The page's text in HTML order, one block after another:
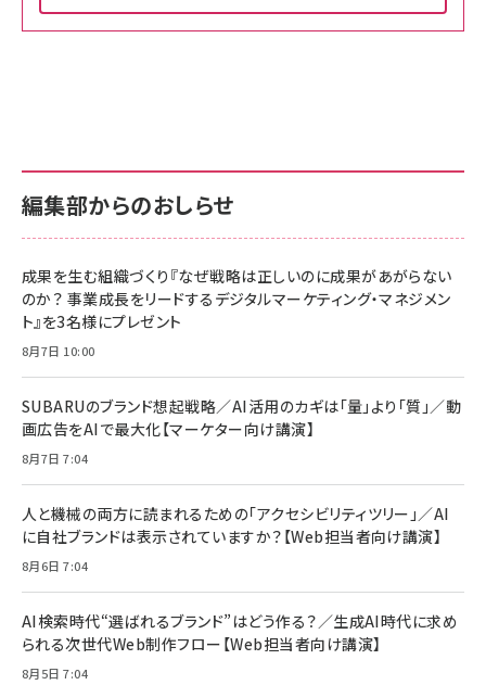
￥880
anan(アンアン)2026/06/24号 No.2500増刊
スペシャルエディション[王道エンタメの矜持／
￥1,100
anan(アンアン)2026/07/08号 No.2502[2026
￥880
ママ投資家が育休中に１億貯めた株式投資
組織の成果を最大化する ルールのデザイン
￥1,980
Amazonランキングをもっと見る
サポート正規品 メーカー保証5年 KLMEA128G
NIMASO ガラスフィルム iPhone 17 用 保護フィ
すい ガイド枠付き いPhone17 (6.3インチ) 対応
2枚セット DSP25F1698
￥1,599
￥6,980
全ワイヤレスイヤホン/アクティブノイズキャンセリ
技術基準適合】ブラック
￥5,990
ケーブル Anker絡まないケーブル 240W 結束バン
ド付き USB PD対応 シリコン素材採用 iPhone
17 / 16 / 15 / Galaxy iPad Pro MacBook
Pro/Air 各種対応 (1.8m ミッドナイトブラック)
￥1,890
サポート正規品 メーカー保証5年 KLMEA128G
Amazon eギフトカード - Amazonロゴ - クラ
￥5,000
Anker PowerLine III Flow USB-C & USB-C
Pro/Air 各種対応 (1.8m ミッドナイトブラック)
￥1,890
サッポロ 生ビール 黒ラベル 350ml 缶 24本 ビー
ル ケース買い【6/30応募〆切! 黒ラベルビヤセラー
￥4,857
編集部からのおしらせ
成果を生む組織づくり『なぜ戦略は正しいのに成果があがらない
のか？ 事業成長をリードするデジタルマーケティング・マネジメン
ト』を3名様にプレゼント
8月7日 10:00
SUBARUのブランド想起戦略／AI活用のカギは「量」より「質」／動
画広告をAIで最大化【マーケター向け講演】
8月7日 7:04
人と機械の両方に読まれるための「アクセシビリティツリー」／AI
に自社ブランドは表示されていますか？【Web担当者向け講演】
8月6日 7:04
AI検索時代“選ばれるブランド”はどう作る？／生成AI時代に求め
られる次世代Web制作フロー【Web担当者向け講演】
8月5日 7:04